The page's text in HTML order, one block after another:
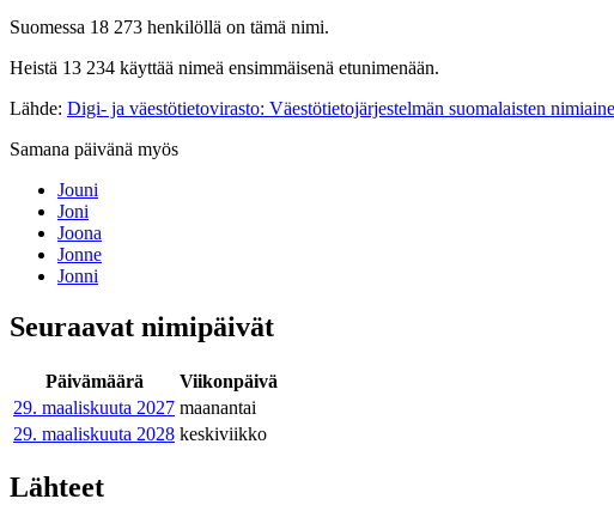
Suomessa 18 273 henkilöllä on tämä nimi.
Heistä 13 234 käyttää nimeä ensimmäisenä etunimenään.
Lähde: Digi- ja väestötietovirasto: Väestötietojärjestelmän suomalaisten
Samana päivänä myös
Jouni
Joni
Joona
Jonne
Jonni
Seuraavat nimipäivät
Päivämäärä
Viikonpäivä
29. maaliskuuta 2027 maanantai
29. maaliskuuta 2028 keskiviikko
Lähteet